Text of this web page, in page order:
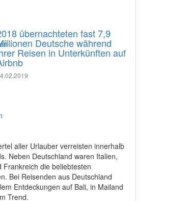
übernachteten fast 7,9
Deutsche während
Reisen in Unterkünften auf
aller Urlauber verreisten innerhalb
Neben Deutschland waren Italien,
Frankreich die beliebtesten
Bei Reisenden aus Deutschland
Entdeckungen auf Bali, in Mailand
Trend.